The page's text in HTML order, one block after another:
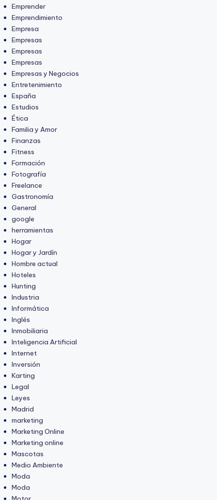
Emprender
Emprendimiento
Empresa
Empresas
Empresas
Empresas
Empresas y Negocios
Entretenimiento
España
Estudios
Ética
Familia y Amor
Finanzas
Fitness
Formación
Fotografía
Freelance
Gastronomía
General
google
herramientas
Hogar
Hogar y Jardín
Hombre actual
Hoteles
Hunting
Industria
Informática
Inglés
Inmobiliaria
Inteligencia Artificial
Internet
Inversión
Karting
Legal
Leyes
Madrid
marketing
Marketing Online
Marketing online
Mascotas
Medio Ambiente
Moda
Moda